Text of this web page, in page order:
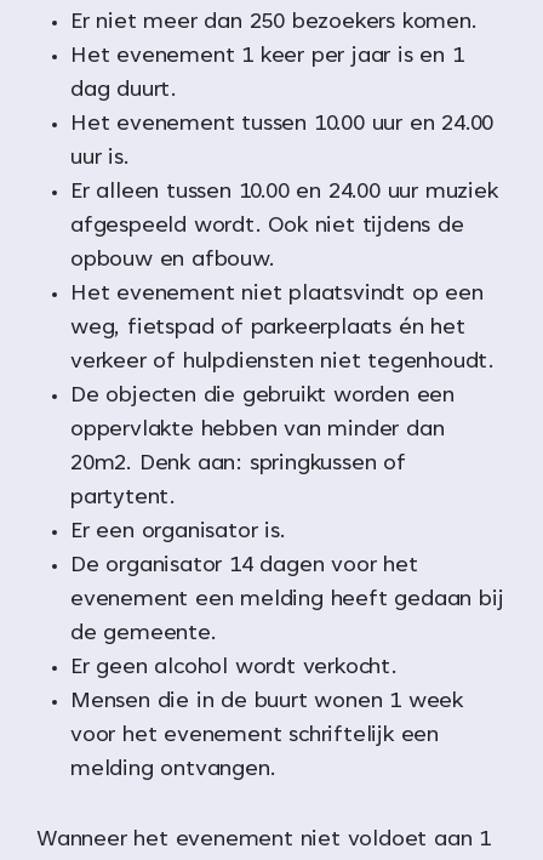
Er niet meer dan 250 bezoekers komen.
Het evenement 1 keer per jaar is en 1
dag duurt.
Het evenement tussen 10.00 uur en 24.00
uur is.
Er alleen tussen 10.00 en 24.00 uur muziek
afgespeeld wordt. Ook niet tijdens de
opbouw en afbouw.
Het evenement niet plaatsvindt op een
weg, fietspad of parkeerplaats én het
verkeer of hulpdiensten niet tegenhoudt.
De objecten die gebruikt worden een
oppervlakte hebben van minder dan
20m2. Denk aan: springkussen of
partytent.
Er een organisator is.
De organisator 14 dagen voor het
evenement een melding heeft gedaan bij
de gemeente.
Er geen alcohol wordt verkocht.
Mensen die in de buurt wonen 1 week
voor het evenement schriftelijk een
melding ontvangen.
Wanneer het evenement niet voldoet aan 1